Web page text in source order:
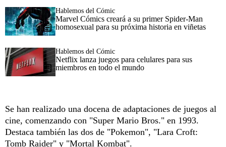
Hablemos del Cómic
Marvel Cómics creará a su primer Spider-Man
homosexual para su próxima historia en viñetas
Hablemos del Cómic
Netflix lanza juegos para celulares para sus
miembros en todo el mundo
Se han realizado una docena de adaptaciones de juegos al
cine, comenzando con "Super Mario Bros." en 1993.
Destaca también las dos de "Pokemon", "Lara Croft:
Tomb Raider" y "Mortal Kombat".